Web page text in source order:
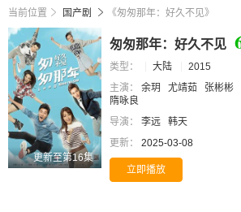
当前位置 国产剧 《匆匆那年：好久不见》
更新至第16集
匆匆那年：好久不见
类型： 大陆
2015
主演：
余玥 尤靖茹 张彬彬
隋咏良
导演：
李远
韩天
更新：
2025-03-08
立即播放